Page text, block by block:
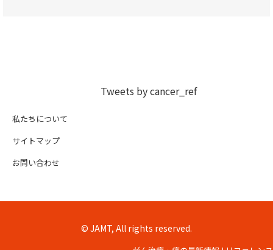
Tweets by cancer_ref
私たちについて
サイトマップ
お問い合わせ
© JAMT, All rights reserved.